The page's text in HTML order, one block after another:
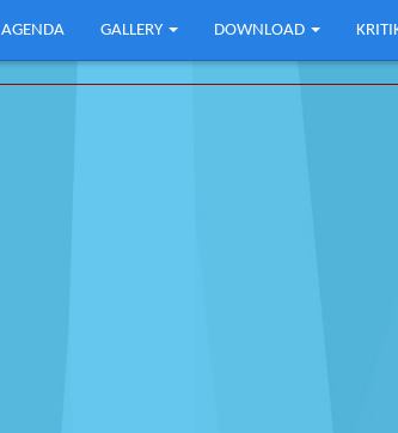
AGENDA GALLERY DOWNLOAD